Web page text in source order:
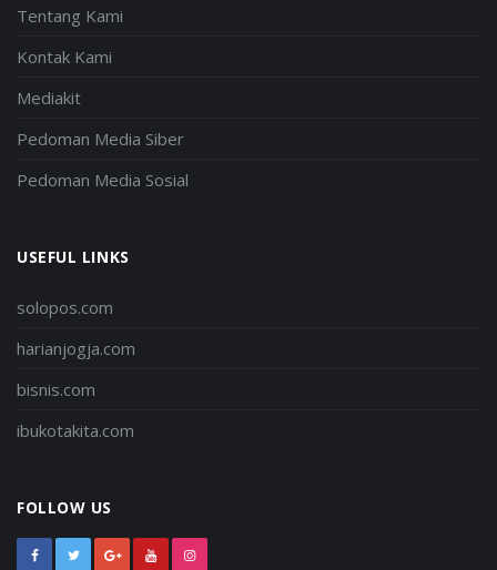
Tentang Kami
Kontak Kami
Mediakit
Pedoman Media Siber
Pedoman Media Sosial
USEFUL LINKS
solopos.com
harianjogja.com
bisnis.com
ibukotakita.com
FOLLOW US